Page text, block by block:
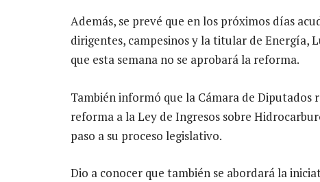
Además, se prevé que en los próximos días
dirigentes, campesinos y la titular de Energía,
que esta semana no se aprobará la reforma.
También informó que la Cámara de
reforma a la Ley de Ingresos sobre
paso a su proceso legislativo.
Dio a conocer que también se abordará la